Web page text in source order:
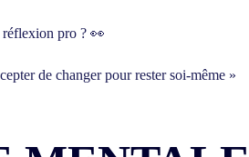
réflexion pro ? 👀
de changer pour rester soi-même »